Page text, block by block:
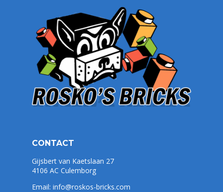
CONTACT
Gijsbert van Kaetslaan 27
4106 AC Culemborg
Email: info@roskos-bricks.com